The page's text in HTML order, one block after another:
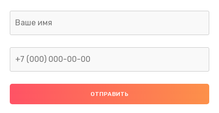
Заказать
Нет звука
800 руб.
Не видит флешку
400 руб.